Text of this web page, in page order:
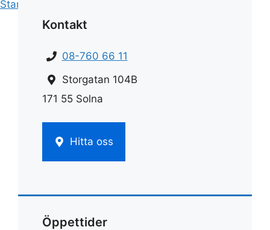
Start
Kontakt
08-760 66 11
Storgatan 104B
171 55 Solna
Hitta oss
Öppettider